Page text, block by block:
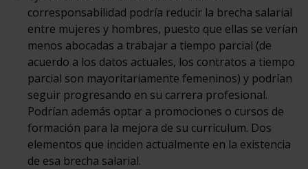
corresponsabilidad podría reducir la brecha salarial
entre mujeres y hombres, puesto que ellas se verían
menos abocadas a trabajar a tiempo parcial (de
acuerdo a los datos actuales, los contratos a tiempo
parcial son mayoritariamente femeninos) y podrían
seguir progresando en su carrera profesional.
Podrían además optar a promociones o cursos de
formación para la mejora de su currículum. Dos
elementos que inciden actualmente en la existencia
de esa brecha salarial.